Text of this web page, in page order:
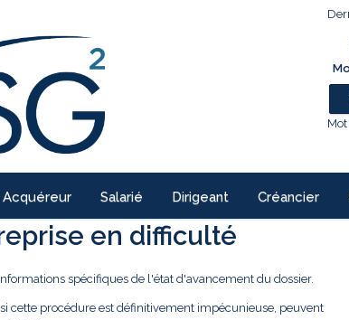
Acquéreur Salarié Dirigeant Créancier
en difficulté
spécifiques de l'état d'avancement du dossier.
cette procédure est définitivement impécunieuse, peuvent